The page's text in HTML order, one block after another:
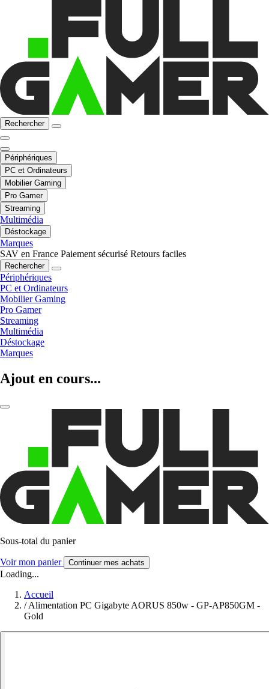
Rechercher
Périphériques
PC et Ordinateurs
Mobilier Gaming
Pro Gamer
Streaming
Multimédia
Déstockage
Marques
SAV en France Paiement sécurisé Retours faciles
Rechercher
Périphériques
PC et Ordinateurs
Mobilier Gaming
Pro Gamer
Streaming
Multimédia
Déstockage
Marques
Ajout en cours...
Sous-total du panier
Voir mon panier Continuer mes achats
Loading...
Accueil
/ Alimentation PC Gigabyte AORUS 850w - GP-AP850GM -
Gold